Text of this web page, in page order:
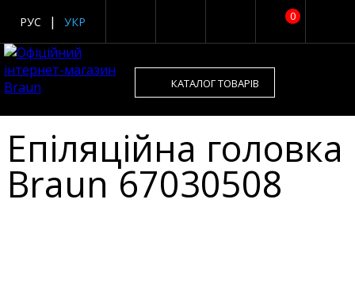
0
РУС УКР
КАТАЛОГ ТОВАРІВ
Епіляційна головка
Braun 67030508